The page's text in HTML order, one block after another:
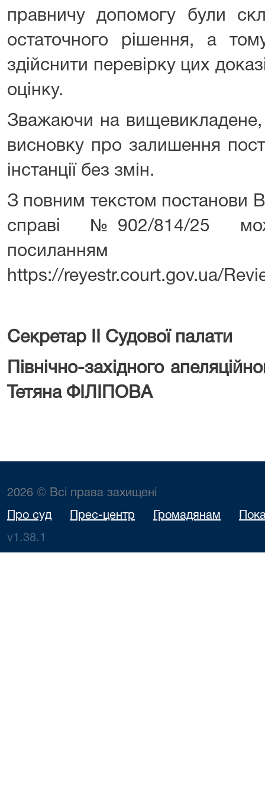
правничу допомогу були
остаточного рішення, а
здійснити перевірку цих
оцінку.
Зважаючи на
висновку про залишення
інстанції без змін.
З повним текстом постанови
справі №902/814/25
посиланням
https://reyestr.court.gov.ua/
Секретар ІІ Судової палати
Північно-західного
Тетяна ФІЛІПОВА
2026 © Всі права захищені
Про суд Прес-центр Громадянам
v1.38.1